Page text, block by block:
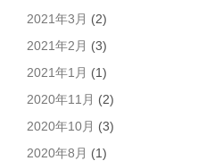
2021年3月 (2)
2021年2月 (3)
2021年1月 (1)
2020年11月 (2)
2020年10月 (3)
2020年8月 (1)